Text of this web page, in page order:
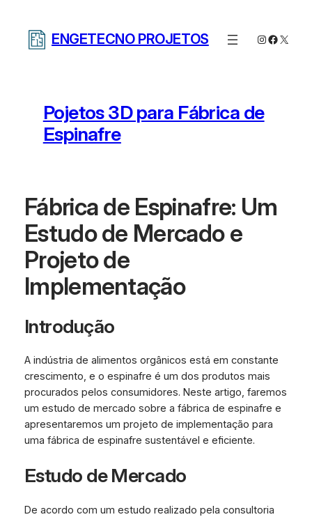
ENGETECNO PROJETOS Instagram
X
Pojetos 3D para Fábrica de
Espinafre
Fábrica de Espinafre: Um
Estudo de Mercado e
Projeto de
Implementação
Introdução
A indústria de alimentos orgânicos está em constante
crescimento, e o espinafre é um dos produtos mais
procurados pelos consumidores. Neste artigo, faremos
um estudo de mercado sobre a fábrica de espinafre e
apresentaremos um projeto de implementação para
uma fábrica de espinafre sustentável e eficiente.
Estudo de Mercado
De acordo com um estudo realizado pela consultoria